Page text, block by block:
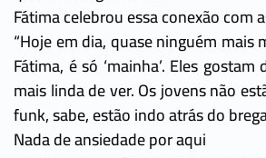
Fátima celebrou essa conexão com
“Hoje em dia, quase ninguém mais
Fátima, é só ‘mainha’. Eles
mais linda de ver. Os jovens não
funk, sabe, estão indo atrás do
Nada de ansiedade por aqui